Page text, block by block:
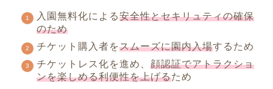
入園無料化による安全性とセキリュティの確保
のため
チケット購入者をスムーズに園内入場するため
チケットレス化を進め、 顔認証でアトラクショ
ンを楽しめる利便性を上げるため